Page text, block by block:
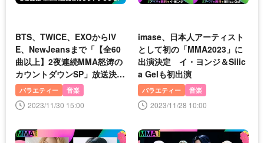
BTS、TWICE、EXOからIV
E、NewJeansまで「【全60
曲以上】2夜連続MMA怒涛の
カウントダウンSP」放送決定
＜MMA2023＞
バラエティー 音楽
2023/11/30 15:00
imase、日本人アーティスト
として初の「MMA2023」に
出演決定 イ・ヨンジ＆Silic
a Gelも初出演
バラエティー 音楽
2023/11/28 10:00